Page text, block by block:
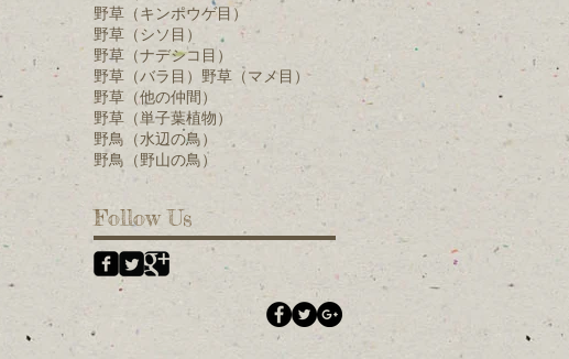
野草（キンポウゲ目）
野草（シソ目）
野草（ナデシコ目）
野草（バラ目） 野草（マメ目）
野草（他の仲間）
野草（単子葉植物）
野鳥（水辺の鳥）
野鳥（野山の鳥）
Follow Us